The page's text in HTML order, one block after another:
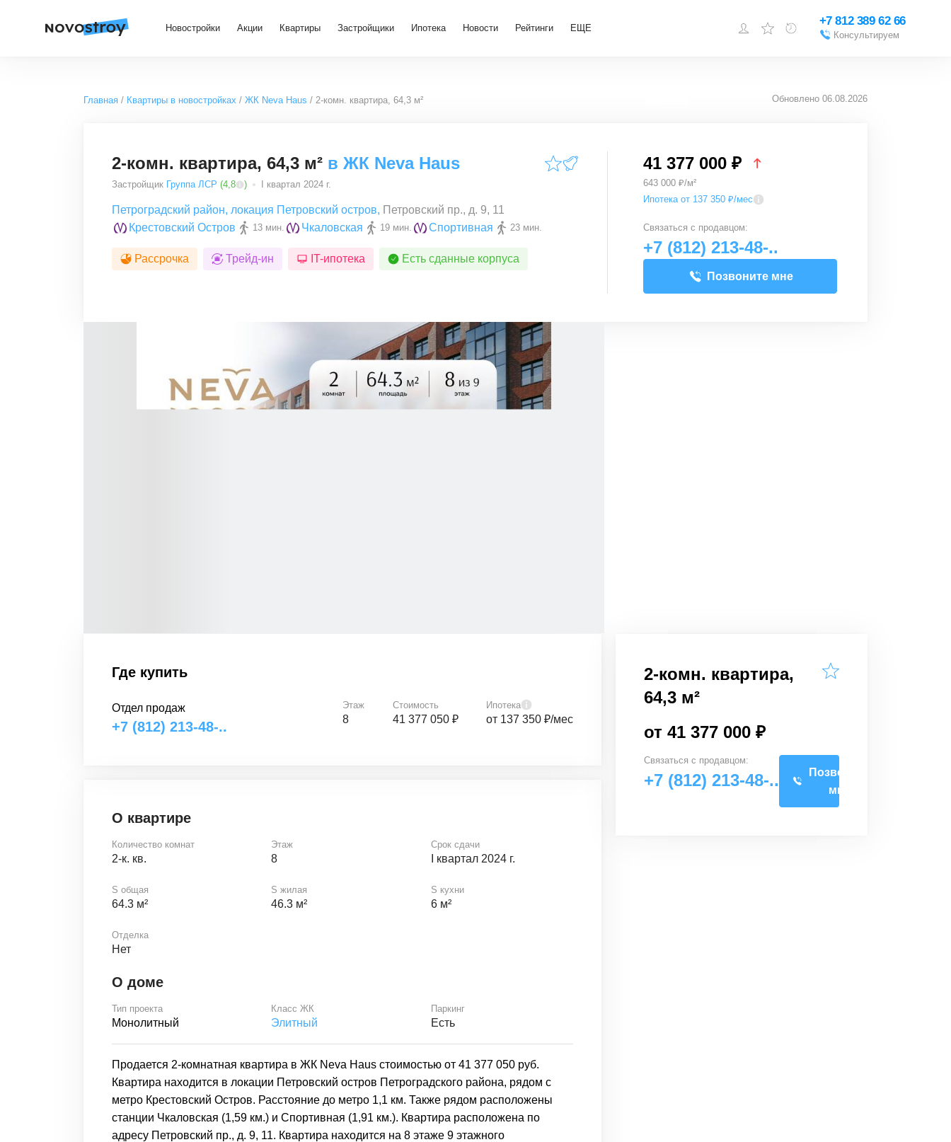
Новостройки Акции Квартиры Застройщики Ипотека Новости Рейтинги ЕЩЕ
Добавить объект
+7 812 389 62 66
Консультируем
Главная Квартиры в новостройках ЖК Neva Haus 2-комн. квартира, 64,3 м² Обновлено 06.08.2026
2-комн. квартира, 64,3 м² в ЖК Neva Haus
Застройщик Группа ЛСР (4,8 ) I квартал 2024 г.
Петроградский район, локация Петровский остров, Петровский пр., д. 9, 11
Крестовский Остров
13 мин. Чкаловская 19 мин. Спортивная 23 мин.
Рассрочка Трейд-ин IT-ипотека Есть сданные корпуса
41 377 000 ₽
643 000 ₽/м²
Ипотека от 137 350 ₽/мес
Связаться с продавцом:
+7 (812) 213-48-..
Позвоните мне
Где купить
Отдел продаж
+7 (812) 213-48-..
Этаж
8
Стоимость
41 377 050 ₽
Ипотека
от 137 350 ₽/мес
О квартире
Количество комнат
2-к. кв.
Этаж
8
Срок сдачи
I квартал 2024 г.
S общая
64.3 м²
S жилая
46.3 м²
S кухни
6 м²
Отделка
Нет
О доме
Тип проекта
Монолитный
Класс ЖК
Элитный
Паркинг
Есть
Продается 2-комнатная квартира в ЖК Neva Haus стоимостью от 41 377 050 руб.
Квартира находится в локации Петровский остров Петроградского района, рядом с
метро Крестовский Остров. Расстояние до метро 1,1 км. Также рядом расположены
станции Чкаловская (1,59 км.) и Спортивная (1,91 км.). Квартира расположена по
адресу Петровский пр., д. 9, 11. Квартира находится на 8 этаже 9 этажного
2-комн. квартира,
64,3 м²
от 41 377 000 ₽
Связаться с продавцом:
+7 (812) 213-48-..
Позвоните
мне